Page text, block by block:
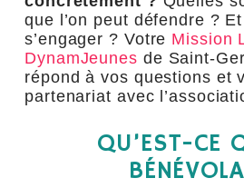
que l’on peut défendre ?
s’engager ? Votre Mission
DynamJeunes de Saint-
répond à vos questions et
partenariat avec
QU’EST-CE